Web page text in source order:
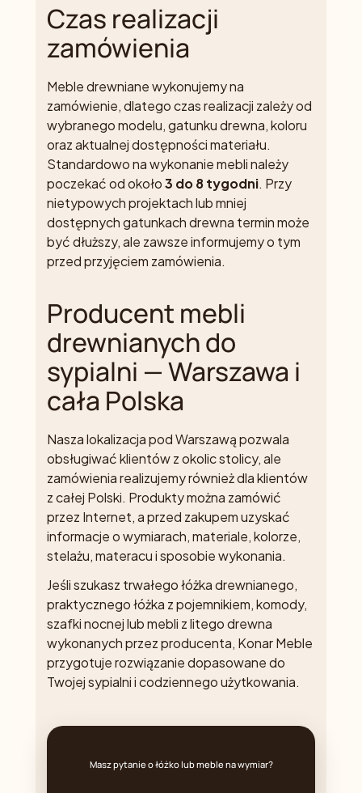
Czas realizacji
zamówienia
Meble drewniane wykonujemy na
zamówienie, dlatego czas realizacji zależy od
wybranego modelu, gatunku drewna, koloru
oraz aktualnej dostępności materiału.
Standardowo na wykonanie mebli należy
poczekać od około3 do 8 tygodni. Przy
nietypowych projektach lub mniej
dostępnych gatunkach drewna termin może
być dłuższy, ale zawsze informujemy o tym
przed przyjęciem zamówienia.
Producent mebli
drewnianych do
sypialni — Warszawa i
cała Polska
Nasza lokalizacja pod Warszawą pozwala
obsługiwać klientów z okolic stolicy, ale
zamówienia realizujemy również dla klientów
z całej Polski. Produkty można zamówić
przez Internet, a przed zakupem uzyskać
informacje o wymiarach, materiale, kolorze,
stelażu, materacu i sposobie wykonania.
Jeśli szukasz trwałego łóżka drewnianego,
praktycznego łóżka z pojemnikiem, komody,
szafki nocnej lub mebli z litego drewna
wykonanych przez producenta, Konar Meble
przygotuje rozwiązanie dopasowane do
Twojej sypialni i codziennego użytkowania.
Masz pytanie o łóżko lub meble na wymiar?